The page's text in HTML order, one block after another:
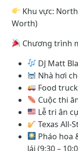
Khu vực:
Worth)
Chương trình
DJ Matt
Nhà hơi
Food
Cuộc thi
Lễ tri ân
Texas All-
Pháo hoa
lái (9:30 –